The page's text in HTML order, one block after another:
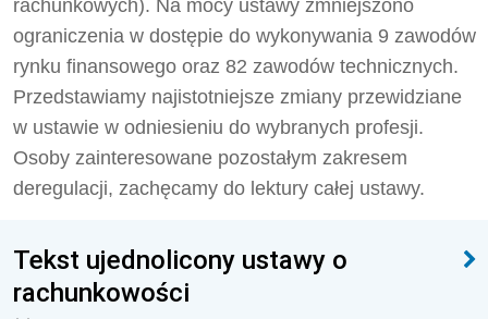
rachunkowych). Na mocy ustawy zmniejszono
ograniczenia w dostępie do wykonywania 9 zawodów
rynku finansowego oraz 82 zawodów technicznych.
Przedstawiamy najistotniejsze zmiany przewidziane
w ustawie w odniesieniu do wybranych profesji.
Osoby zainteresowane pozostałym zakresem
deregulacji, zachęcamy do lektury całej ustawy.
Tekst ujednolicony ustawy o
rachunkowości